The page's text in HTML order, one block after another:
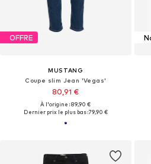
OFFRE
MUSTANG
Coupe slim Jean 'Vegas'
80,91 €
À l'origine : 89,90 €
Dernier prix le plus bas :79,90 €